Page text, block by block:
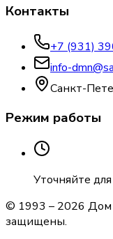
Контакты
+7 (931)
info-
Санкт-
Режим работы
Уточняйте
© 1993 – 2026 Дом
защищены.